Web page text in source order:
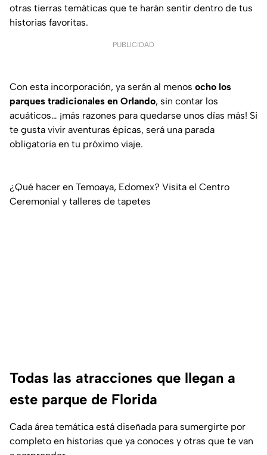
otras tierras temáticas que te harán sentir dentro de tus
historias favoritas.
PUBLICIDAD
Con esta incorporación, ya serán al menos ocho los
parques tradicionales en Orlando, sin contar los
acuáticos… ¡más razones para quedarse unos días más! Si
te gusta vivir aventuras épicas, será una parada
obligatoria en tu próximo viaje.
¿Qué hacer en Temoaya, Edomex? Visita el Centro
Ceremonial y talleres de tapetes
Todas las atracciones que llegan a
este parque de Florida
Cada área temática está diseñada para sumergirte por
completo en historias que ya conoces y otras que te van